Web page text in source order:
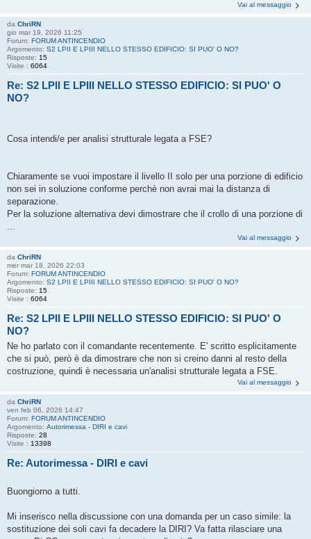
Vai al messaggio
da ChriRN
gio mar 19, 2026 11:25
Forum: FORUM ANTINCENDIO
Argomento: S2 LPII E LPIII NELLO STESSO EDIFICIO: SI PUO' O NO?
Risposte: 15
Visite : 6064
Re: S2 LPII E LPIII NELLO STESSO EDIFICIO: SI PUO' O
NO?
Cosa intendi/e per analisi strutturale legata a FSE?
Chiaramente se vuoi impostare il livello II solo per una porzione di edificio
non sei in soluzione conforme perchè non avrai mai la distanza di
separazione.
Per la soluzione alternativa devi dimostrare che il crollo di una porzione di
Vai al messaggio
da ChriRN
mer mar 18, 2026 22:03
Forum: FORUM ANTINCENDIO
Argomento: S2 LPII E LPIII NELLO STESSO EDIFICIO: SI PUO' O NO?
Risposte: 15
Visite : 6064
Re: S2 LPII E LPIII NELLO STESSO EDIFICIO: SI PUO' O
NO?
Ne ho parlato con il comandante recentemente. E' scritto esplicitamente
che si può, però è da dimostrare che non si creino danni al resto della
costruzione, quindi è necessaria un'analisi strutturale legata a FSE.
Vai al messaggio
da ChriRN
ven feb 06, 2026 14:47
Forum: FORUM ANTINCENDIO
Argomento: Autorimessa - DIRI e cavi
Risposte: 28
Visite : 13398
Re: Autorimessa - DIRI e cavi
Buongiorno a tutti.
Mi inserisco nella discussione con una domanda per un caso simile: la
sostituzione dei soli cavi fa decadere la DIRI? Va fatta rilasciare una